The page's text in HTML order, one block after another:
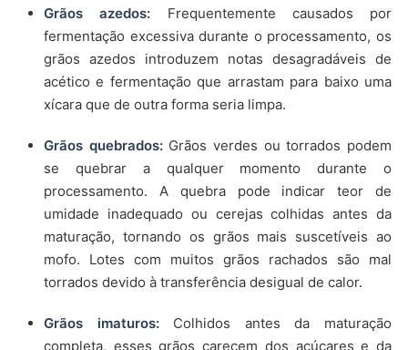
Grãos azedos: Frequentemente causados por
fermentação excessiva durante o processamento, os
grãos azedos introduzem notas desagradáveis de
acético e fermentação que arrastam para baixo uma
xícara que de outra forma seria limpa.
Grãos quebrados:Grãos verdes ou torrados podem
se quebrar a qualquer momento durante o
processamento. A quebra pode indicar teor de
umidade inadequado ou cerejas colhidas antes da
maturação, tornando os grãos mais suscetíveis ao
mofo. Lotes com muitos grãos rachados são mal
torrados devido à transferência desigual de calor.
Grãos imaturos:Colhidos antes da maturação
completa, esses grãos carecem dos açúcares e da